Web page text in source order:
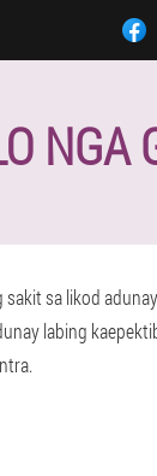
NGA
sa likod
labing